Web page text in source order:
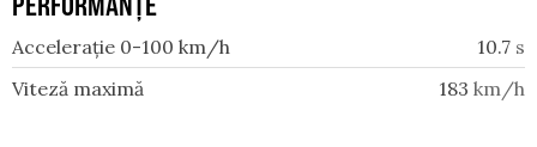
Accelerație 0-100 km/h 10.7 s
Viteză maximă
183 km/h